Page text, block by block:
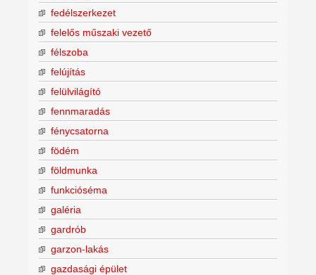
fedélszerkezet
felelős műszaki vezető
félszoba
felújítás
felülvilágító
fennmaradás
fénycsatorna
födém
földmunka
funkcióséma
galéria
gardrób
garzon-lakás
gazdasági épület